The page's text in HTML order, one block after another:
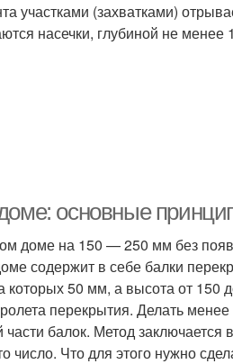
участками (захватками)
насечки, глубиной не менее
основные
доме на 150 — 250 мм без
содержит в себе балки
которых 50 мм, а высота от 150
перекрытия. Делать
балок. Метод заключается
Что для этого нужно